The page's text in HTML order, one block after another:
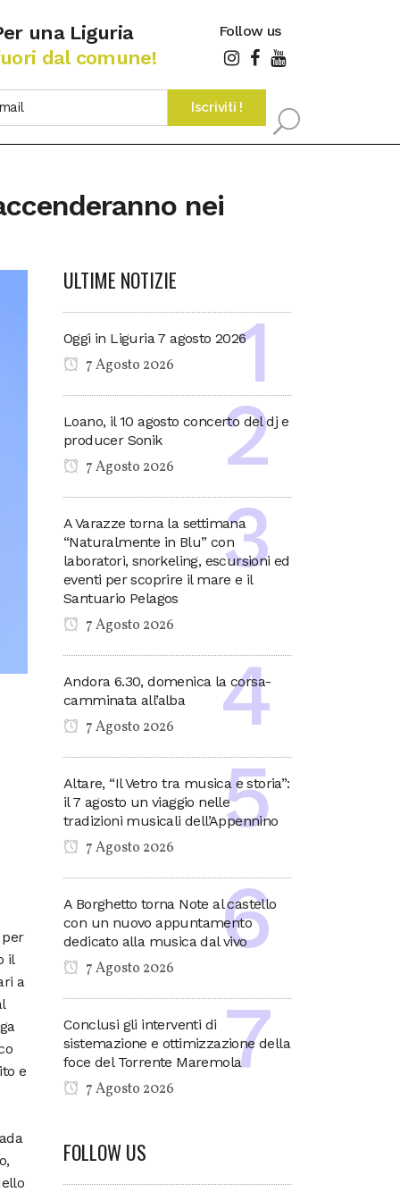
una Liguria
dal comune!
Follow us
nei
il
a
e
ULTIME NOTIZIE
Oggi in Liguria 7 agosto 2026
7 Agosto 2026
Loano, il 10 agosto concerto del dj e
producer Sonik
7 Agosto 2026
A Varazze torna la settimana
“Naturalmente in Blu” con
laboratori, snorkeling, escursioni ed
eventi per scoprire il mare e il
Santuario Pelagos
7 Agosto 2026
Andora 6.30, domenica la corsa-
camminata all’alba
7 Agosto 2026
Altare, “Il Vetro tra musica e storia”:
il 7 agosto un viaggio nelle
tradizioni musicali dell’Appennino
7 Agosto 2026
A Borghetto torna Note al castello
con un nuovo appuntamento
dedicato alla musica dal vivo
7 Agosto 2026
Conclusi gli interventi di
sistemazione e ottimizzazione della
foce del Torrente Maremola
7 Agosto 2026
FOLLOW US